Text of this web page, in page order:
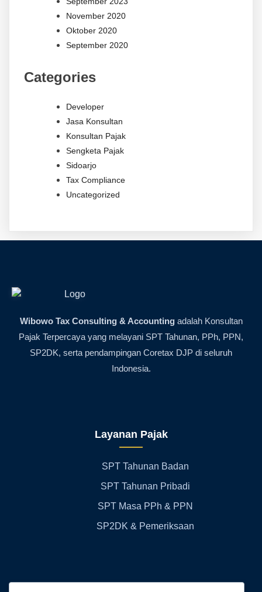
November 2020
Oktober 2020
September 2020
Categories
Developer
Jasa Konsultan
Konsultan Pajak
Sengketa Pajak
Sidoarjo
Tax Compliance
Uncategorized
Wibowo Tax Consulting & Accountingadalah Konsultan
Pajak Terpercaya yang melayani SPT Tahunan, PPh, PPN,
SP2DK, serta pendampingan Coretax DJP di seluruh
Indonesia.
Layanan Pajak
SPT Tahunan Badan
SPT Tahunan Pribadi
SPT Masa PPh & PPN
SP2DK & Pemeriksaan